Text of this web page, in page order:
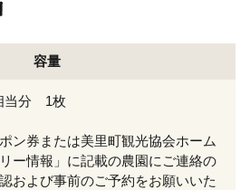
容量
当分 1枚
ン券または美里町観光協会ホーム
ー情報」に記載の農園にご連絡の
および事前のご予約をお願いいた